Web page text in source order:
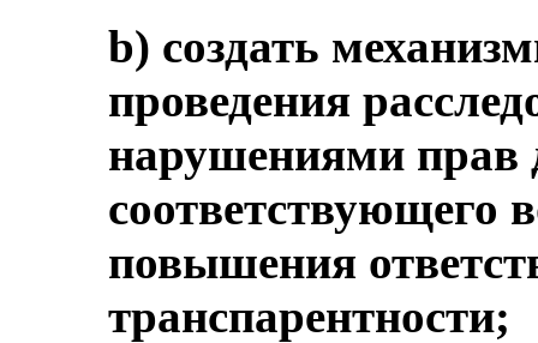
b) создать
проведения
нарушениями прав
соответствующего
повышения
транспарентности;